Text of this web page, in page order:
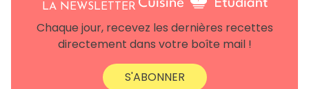
LA NEWSLETTER
Chaque jour, recevez les dernières recettes
directement dans votre boîte mail !
S'ABONNER